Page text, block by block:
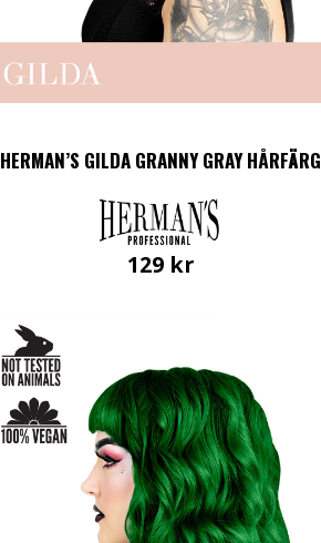
HERMAN’S GILDA GRANNY GRAY HÅRFÄRG
129 kr